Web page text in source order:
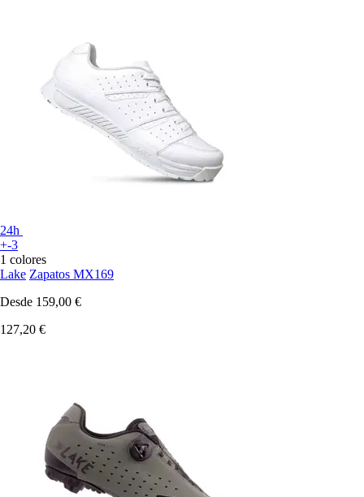
24h
+-3
1 colores
Lake Zapatos MX169
Desde 159,00 €
127,20 €